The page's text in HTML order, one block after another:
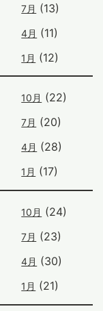
7月 (13)
4月 (11)
1月 (12)
10月 (22)
7月 (20)
4月 (28)
1月 (17)
10月 (24)
7月 (23)
4月 (30)
1月 (21)